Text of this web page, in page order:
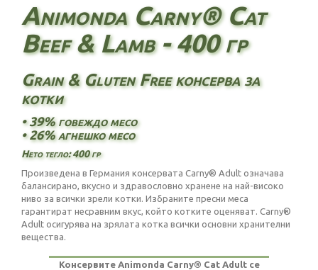
Animonda Carny® Cat
Beef & Lamb - 400 гр
Grain & Gluten Free консерва за
котки
• 39% говеждо месо
• 26% агнешко месо
Нето тегло: 400 гр
Произведена в Германия консервата Carny® Adult означава
балансирано, вкусно и здравословно хранене на най-високо
ниво за всички зрели котки. Избраните пресни меса
гарантират несравним вкус, който котките оценяват. Carny®
Adult осигурява на зрялата котка всички основни хранителни
вещества.
Консервите Animonda Carny® Cat Adult се